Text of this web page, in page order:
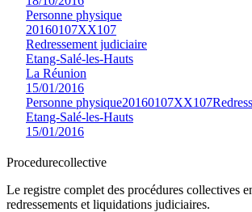
Personne physique
20160107XX107
Redressement judiciaire
Etang-Salé-les-Hauts
La Réunion
15/01/2016
Personne physique20160107XX107
Etang-Salé-les-Hauts
15/01/2016
Procedurecollective
Le registre complet des procédures collectives
redressements et liquidations judiciaires.